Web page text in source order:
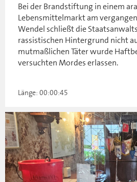
Bei der Brandstiftung in einem
Lebensmittelmarkt am
Wendel schließt die
rassistischen Hintergrund nicht
mutmaßlichen Täter wurde
versuchten Mordes erlassen.
Länge: 00:00:45